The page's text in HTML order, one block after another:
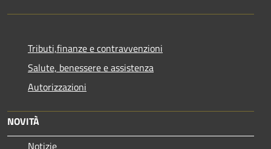
Tributi,finanze e contravvenzioni
Salute, benessere e assistenza
Autorizzazioni
NOVITÀ